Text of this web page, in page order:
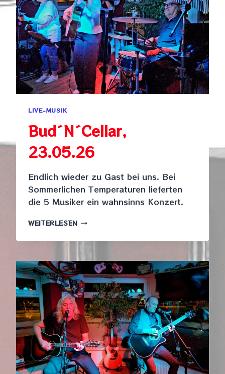
LIVE-MUSIK
Bud´N´Cellar,
23.05.26
Endlich wieder zu Gast bei uns. Bei
Sommerlichen Temperaturen lieferten
die 5 Musiker ein wahnsinns Konzert.
WEITERLESEN BUD
´CELLAR,